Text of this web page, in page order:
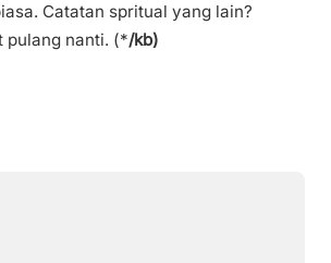
Catatan spritual yang lain?
pulang nanti. (*/kb)